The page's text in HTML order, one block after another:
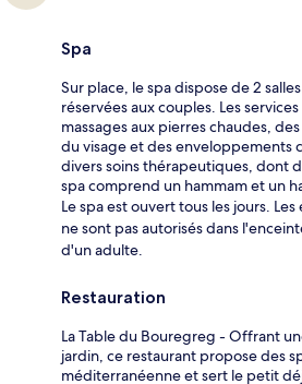
Spa
Sur place, le spa dispose de 2
réservées aux couples. Les
massages aux pierres chaudes,
du visage et des enveloppements
divers soins thérapeutiques, dont
spa comprend un hammam et un
Le spa est ouvert tous les jours.
ne sont pas autorisés dans
d'un adulte.
Restauration
La Table du Bouregreg - Offrant
jardin, ce restaurant propose des
méditerranéenne et sert le petit